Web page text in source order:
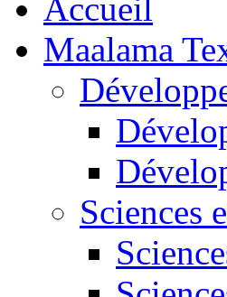
Accueil
Maalama
Sciences